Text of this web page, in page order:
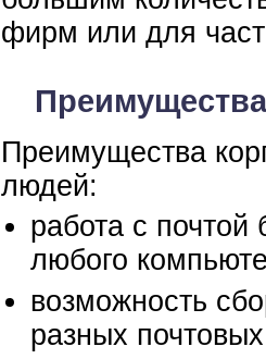
фирм или для
Преимущества
людей:
работа с почтой
любого
возможность
разных